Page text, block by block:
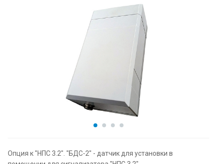
Опция к "НПС 3.2". "БДС-2" - датчик для установки в